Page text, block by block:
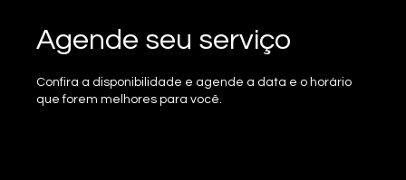
Agende seu serviço
Confira a disponibilidade e agende a data e o horário
que forem melhores para você.